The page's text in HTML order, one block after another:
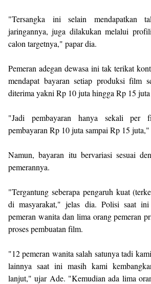
"Tersangka ini selain mendapatkan
jaringannya, juga dilakukan melalui
calon targetnya," papar dia.
Pemeran adegan dewasa ini tak terikat
mendapat bayaran setiap produksi film
diterima yakni Rp 10 juta hingga Rp 15
"Jadi pembayaran hanya sekali per
pembayaran Rp 10 juta sampai Rp 15
Namun, bayaran itu bervariasi sesuai
pemerannya.
"Tergantung seberapa pengaruh kuat
di masyarakat," jelas dia. Polisi saat
pemeran wanita dan lima orang pemeran
proses pembuatan film.
"12 pemeran wanita salah satunya tadi
lainnya saat ini masih kami
lanjut," ujar Ade. "Kemudian ada lima